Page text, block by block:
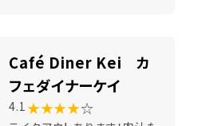
Café Diner Kei カ
フェダイナーケイ
4.1 ★★★★☆